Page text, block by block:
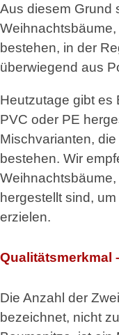
Aus diesem Grund
bestehen, in der
überwiegend aus
Heutzutage gibt es
PVC oder PE
Mischvarianten,
bestehen. Wir
hergestellt sind,
erzielen.
Qualitätsmerkmal
Die Anzahl der
bezeichnet, nicht